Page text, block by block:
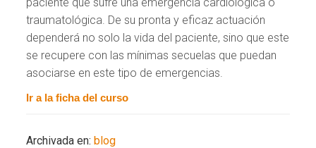
traumatológica. De su pronta y eficaz actuación
dependerá no solo la vida del paciente, sino que este
se recupere con las mínimas secuelas que puedan
asociarse en este tipo de emergencias.
Ir a la ficha del curso
Archivada en:blog